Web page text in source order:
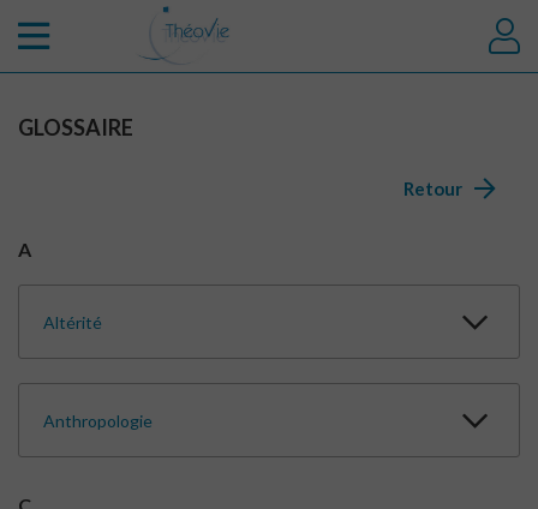
GLOSSAIRE
Retour
A
Altérité
Anthropologie